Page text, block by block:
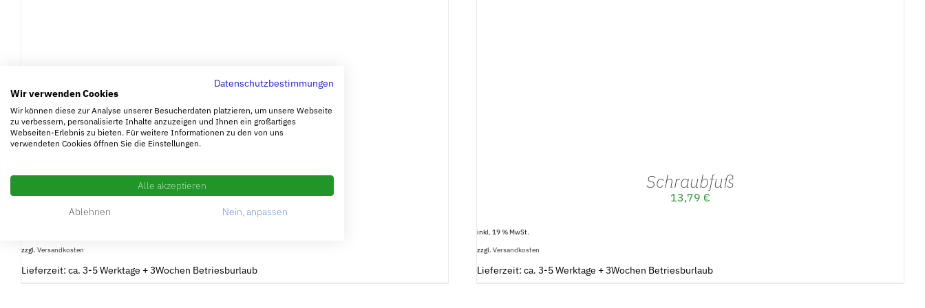
Torzähler
8,91€
zzgl. Versandkosten
Lieferzeit: ca. 3-5 Werktage + 3Wochen Betriesburlaub
Schraubfuß
13,79 €
inkl. 19 % MwSt.
zzgl. Versandkosten
Lieferzeit: ca. 3-5 Werktage + 3Wochen Betriesburlaub
Datenschutzbestimmungen
Wir verwenden Cookies
Wir können diese zur Analyse unserer Besucherdaten platzieren, um unsere Webseite
zu verbessern, personalisierte Inhalte anzuzeigen und Ihnen ein großartiges
Webseiten-Erlebnis zu bieten. Für weitere Informationen zu den von uns
verwendeten Cookies öffnen Sie die Einstellungen.
Alle akzeptieren
Ablehnen Nein, anpassen